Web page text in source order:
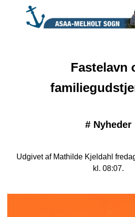
Fastelavn
# Nyheder
Udgivet af Mathilde Kjeldahl
kl. 08:07.